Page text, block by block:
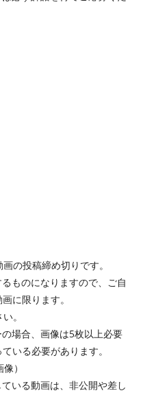
の投稿締め切りです。
ものになりますので、ご自
に限ります。
。
場合、画像は5枚以上必要
いる必要があります。
）
いる動画は、非公開や差し